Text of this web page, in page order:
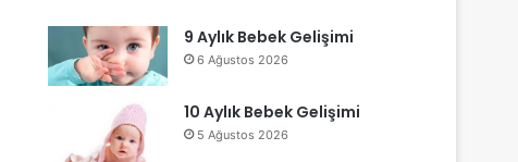
9 Aylık Bebek Gelişimi
6 Ağustos 2026
10 Aylık Bebek Gelişimi
5 Ağustos 2026